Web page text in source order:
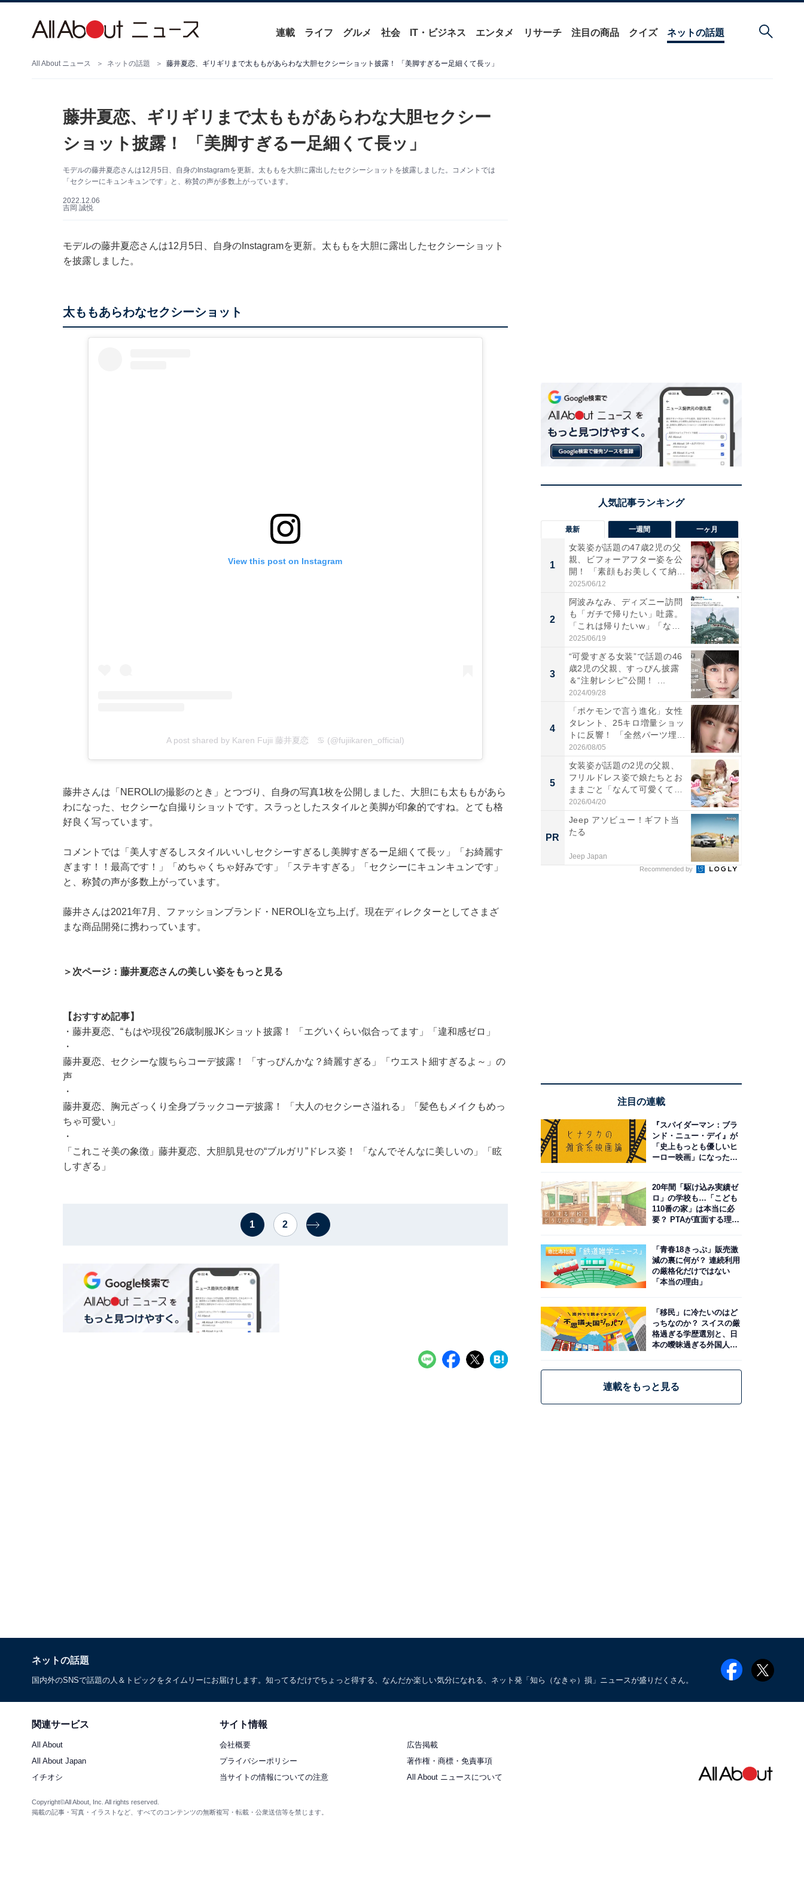
連載 ライフ グルメ 社会 IT・ビジネス エンタメ リサーチ 注目の商品 クイズ ネットの話題
All About ニュース ネットの話題 藤井夏恋、ギリギリまで太ももがあらわな大胆セクシーショット披露！ 「美脚すぎるー足細くて長ッ」
藤井夏恋、ギリギリまで太ももがあらわな大胆セクシー
ショット披露！ 「美脚すぎるー足細くて長ッ」
モデルの藤井夏恋さんは12月5日、自身のInstagramを更新。太ももを大胆に露出したセクシーショットを披露しました。コメントでは
「セクシーにキュンキュンです」と、称賛の声が多数上がっています。
2022.12.06
吉岡 誠悦
モデルの藤井夏恋さんは12月5日、自身のInstagramを更新。太ももを大胆に露出したセクシーショット
を披露しました。
太ももあらわなセクシーショット
View this post on Instagram
A post shared by Karen Fujii 藤井夏恋 ♋︎ (@fujiikaren_official)
藤井さんは「NEROLIの撮影のとき」とつづり、自身の写真1枚を公開しました、大胆にも太ももがあら
わになった、セクシーな自撮りショットです。スラっとしたスタイルと美脚が印象的ですね。とても格
好良く写っています。
コメントでは「美人すぎるしスタイルいいしセクシーすぎるし美脚すぎるー足細くて長ッ」「お綺麗す
ぎます！！最高です！」「めちゃくちゃ好みです」「ステキすぎる」「セクシーにキュンキュンです」
と、称賛の声が多数上がっています。
藤井さんは2021年7月、ファッションブランド・NEROLIを立ち上げ。現在ディレクターとしてさまざ
まな商品開発に携わっています。
＞次ページ：藤井夏恋さんの美しい姿をもっと見る
【おすすめ記事】
・ 藤井夏恋、“もはや現役”26歳制服JKショット披露！ 「エグいくらい似合ってます」「違和感ゼロ」
・
藤井夏恋、セクシーな腹ちらコーデ披露！ 「すっぴんかな？綺麗すぎる」「ウエスト細すぎるよ～」の
声
・
藤井夏恋、胸元ざっくり全身ブラックコーデ披露！ 「大人のセクシーさ溢れる」「髪色もメイクもめっ
ちゃ可愛い」
・
「これこそ美の象徴」藤井夏恋、大胆肌見せの“ブルガリ”ドレス姿！ 「なんでそんなに美しいの」「眩
しすぎる」
1 2
最新 一週間 一ヶ月
1
女装姿が話題の47歳2児の父
親、ビフォーアフター姿を公
開！ 「素顔もお美しくて納...
2025/06/12
2
阿波みなみ、ディズニー訪問
も「ガチで帰りたい」吐露。
「これは帰りたいw」「なん
ち...
2025/06/19
3
“可愛すぎる女装”で話題の46
歳2児の父親、すっぴん披露
＆“注射レシピ”公開！ ...
2024/09/28
4
「ポケモンで言う進化」女性
タレント、25キロ増量ショッ
トに反響！ 「全然パーツ埋...
2026/08/05
5
女装姿が話題の2児の父親、
フリルドレス姿で娘たちとお
ままごと「なんて可愛くて平
和...
2026/04/20
PR
Jeep アソビュー！ギフト当
たる
Jeep Japan
Recommended by
注目の連載
『スパイダーマン：ブラ
ンド・ニュー・デイ』が
「史上もっとも優しいヒ
ーロー映画」になった理
20年間「駆け込み実績ゼ
ロ」の学校も…「こども
110番の家」は本当に必
要？ PTAが直面する理想
「青春18きっぷ」販売激
減の裏に何が？ 連続利用
の厳格化だけではない
「本当の理由」
「移民」に冷たいのはど
っちなのか？ スイスの厳
格過ぎる学歴選別と、日
本の曖昧過ぎる外国人政
連載をもっと見る
ネットの話題
国内外のSNSで話題の人＆トピックをタイムリーにお届けします。知ってるだけでちょっと得する、なんだか楽しい気分になれる、ネット発「知ら（なきゃ）損」ニュースが盛りだくさん。
関連サービス
All About
All About Japan
イチオシ
サイト情報
会社概要
広告掲載
プライバシーポリシー
著作権・商標・免責事項
当サイトの情報についての注意
All About ニュースについて
Copyright©All About, Inc. All rights reserved.
掲載の記事・写真・イラストなど、すべてのコンテンツの無断複写・転載・公衆送信等を禁じます。